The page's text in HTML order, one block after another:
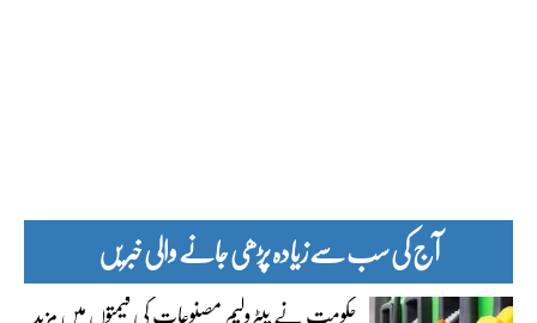
آج کی سب سے زیادہ پڑھی جانے والی خبریں